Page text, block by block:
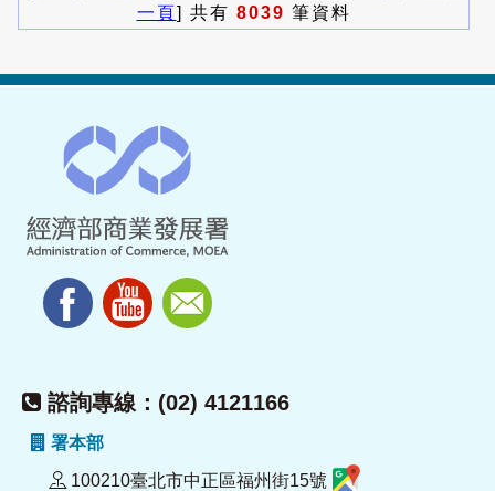
一頁] 共有 8039 筆資料
諮詢專線：(02) 4121166
署本部
100210臺北市中正區福州街15號